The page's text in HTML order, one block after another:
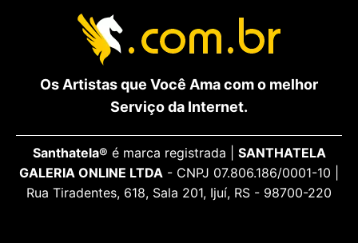
Os Artistas que Você Ama com o melhor
Serviço da Internet.
Santhatela® é marca registrada | SANTHATELA
GALERIA ONLINE LTDA - CNPJ 07.806.186/0001-10 |
Rua Tiradentes, 618, Sala 201, Ijuí, RS - 98700-220